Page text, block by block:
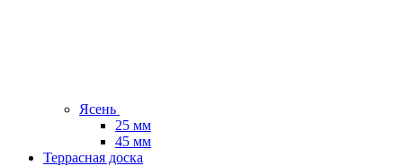
Ясень
25 мм
45 мм
Террасная доска